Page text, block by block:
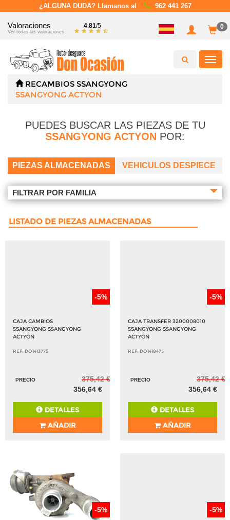
¿ALGUNA DUDA? Llamanos al 962 441 267
Valoraciones
Ver todas las valoraciones
4.81/5 0
RECAMBIOS SSANGYONG
SSANGYONG ACTYON
PUEDES BUSCAR LAS PIEZAS DE TU
SSANGYONG ACTYON POR:
PIEZAS ALMACENADAS VEHICULOS DESPIECE
FILTRAR POR FAMILIA
LISTADO DE PIEZAS ALMACENADAS
-5%
CAJA CAMBIOS
SSANGYONG SSANGYONG
ACTYON
REF: DO1413775
PRECIO
375,42 €
356,64 €
DETALLES
AÑADIR
-5%
CAJA TRANSFER 3200008010
SSANGYONG SSANGYONG
ACTYON
REF: DO1418475
PRECIO
375,42 €
356,64 €
DETALLES
AÑADIR
-5% -5%